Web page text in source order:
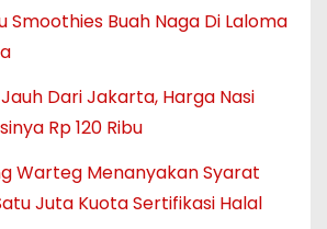
Smoothies Buah Naga Di Laloma
Dari Jakarta, Harga Nasi
Rp 120 Ribu
Warteg Menanyakan Syarat
Juta Kuota Sertifikasi Halal